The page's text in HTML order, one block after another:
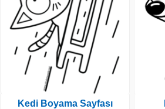
Kedi Boyama Sayfası